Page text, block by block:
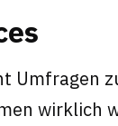
Umfragen
wirklich